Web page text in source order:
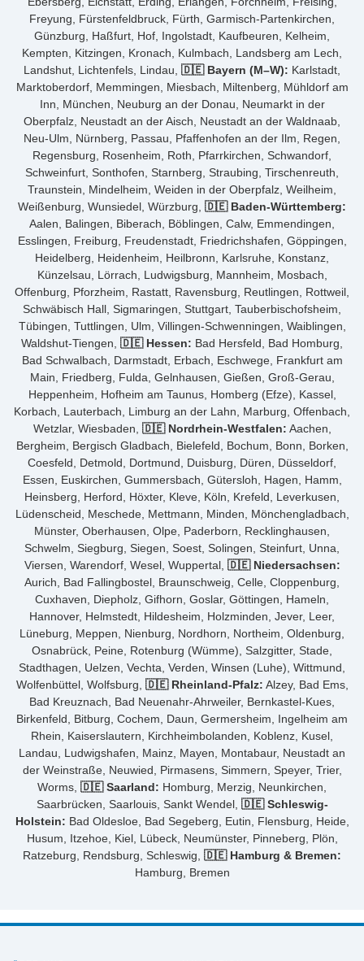
Freyung, Fürstenfeldbruck, Fürth, Garmisch-Partenkirchen,
Günzburg, Haßfurt, Hof, Ingolstadt, Kaufbeuren, Kelheim,
Kempten, Kitzingen, Kronach, Kulmbach, Landsberg am Lech,
Landshut, Lichtenfels, Lindau, 🇩🇪 Bayern (M–W): Karlstadt,
Marktoberdorf, Memmingen, Miesbach, Miltenberg, Mühldorf am
Inn, München, Neuburg an der Donau, Neumarkt in der
Oberpfalz, Neustadt an der Aisch, Neustadt an der Waldnaab,
Neu-Ulm, Nürnberg, Passau, Pfaffenhofen an der Ilm, Regen,
Regensburg, Rosenheim, Roth, Pfarrkirchen, Schwandorf,
Schweinfurt, Sonthofen, Starnberg, Straubing, Tirschenreuth,
Traunstein, Mindelheim, Weiden in der Oberpfalz, Weilheim,
Weißenburg, Wunsiedel, Würzburg, 🇩🇪 Baden-Württemberg:
Aalen, Balingen, Biberach, Böblingen, Calw, Emmendingen,
Esslingen, Freiburg, Freudenstadt, Friedrichshafen, Göppingen,
Heidelberg, Heidenheim, Heilbronn, Karlsruhe, Konstanz,
Künzelsau, Lörrach, Ludwigsburg, Mannheim, Mosbach,
Offenburg, Pforzheim, Rastatt, Ravensburg, Reutlingen, Rottweil,
Schwäbisch Hall, Sigmaringen, Stuttgart, Tauberbischofsheim,
Tübingen, Tuttlingen, Ulm, Villingen-Schwenningen, Waiblingen,
Waldshut-Tiengen, 🇩🇪 Hessen: Bad Hersfeld, Bad Homburg,
Bad Schwalbach, Darmstadt, Erbach, Eschwege, Frankfurt am
Main, Friedberg, Fulda, Gelnhausen, Gießen, Groß-Gerau,
Heppenheim, Hofheim am Taunus, Homberg (Efze), Kassel,
Korbach, Lauterbach, Limburg an der Lahn, Marburg, Offenbach,
Wetzlar, Wiesbaden, 🇩🇪 Nordrhein-Westfalen: Aachen,
Bergheim, Bergisch Gladbach, Bielefeld, Bochum, Bonn, Borken,
Coesfeld, Detmold, Dortmund, Duisburg, Düren, Düsseldorf,
Essen, Euskirchen, Gummersbach, Gütersloh, Hagen, Hamm,
Heinsberg, Herford, Höxter, Kleve, Köln, Krefeld, Leverkusen,
Lüdenscheid, Meschede, Mettmann, Minden, Mönchengladbach,
Münster, Oberhausen, Olpe, Paderborn, Recklinghausen,
Schwelm, Siegburg, Siegen, Soest, Solingen, Steinfurt, Unna,
Viersen, Warendorf, Wesel, Wuppertal, 🇩🇪 Niedersachsen:
Aurich, Bad Fallingbostel, Braunschweig, Celle, Cloppenburg,
Cuxhaven, Diepholz, Gifhorn, Goslar, Göttingen, Hameln,
Hannover, Helmstedt, Hildesheim, Holzminden, Jever, Leer,
Lüneburg, Meppen, Nienburg, Nordhorn, Northeim, Oldenburg,
Osnabrück, Peine, Rotenburg (Wümme), Salzgitter, Stade,
Stadthagen, Uelzen, Vechta, Verden, Winsen (Luhe), Wittmund,
Wolfenbüttel, Wolfsburg, 🇩🇪 Rheinland-Pfalz: Alzey, Bad Ems,
Bad Kreuznach, Bad Neuenahr-Ahrweiler, Bernkastel-Kues,
Birkenfeld, Bitburg, Cochem, Daun, Germersheim, Ingelheim am
Rhein, Kaiserslautern, Kirchheimbolanden, Koblenz, Kusel,
Landau, Ludwigshafen, Mainz, Mayen, Montabaur, Neustadt an
der Weinstraße, Neuwied, Pirmasens, Simmern, Speyer, Trier,
Worms, 🇩🇪 Saarland: Homburg, Merzig, Neunkirchen,
Saarbrücken, Saarlouis, Sankt Wendel, 🇩🇪 Schleswig-
Holstein: Bad Oldesloe, Bad Segeberg, Eutin, Flensburg, Heide,
Husum, Itzehoe, Kiel, Lübeck, Neumünster, Pinneberg, Plön,
Ratzeburg, Rendsburg, Schleswig, 🇩🇪 Hamburg & Bremen:
Hamburg, Bremen